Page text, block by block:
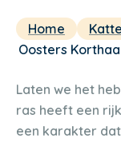
Home
Oosters
Laten we het
ras heeft een
een karakter